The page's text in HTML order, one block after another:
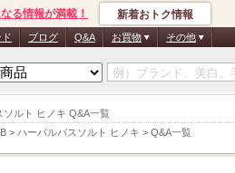
ソルト ヒノキ Q&A一覧
> ハーバルバスソルト ヒノキ > Q&A一覧
る情報が満載！ 新着おトク情報
ブログ Q&A お買物 その他